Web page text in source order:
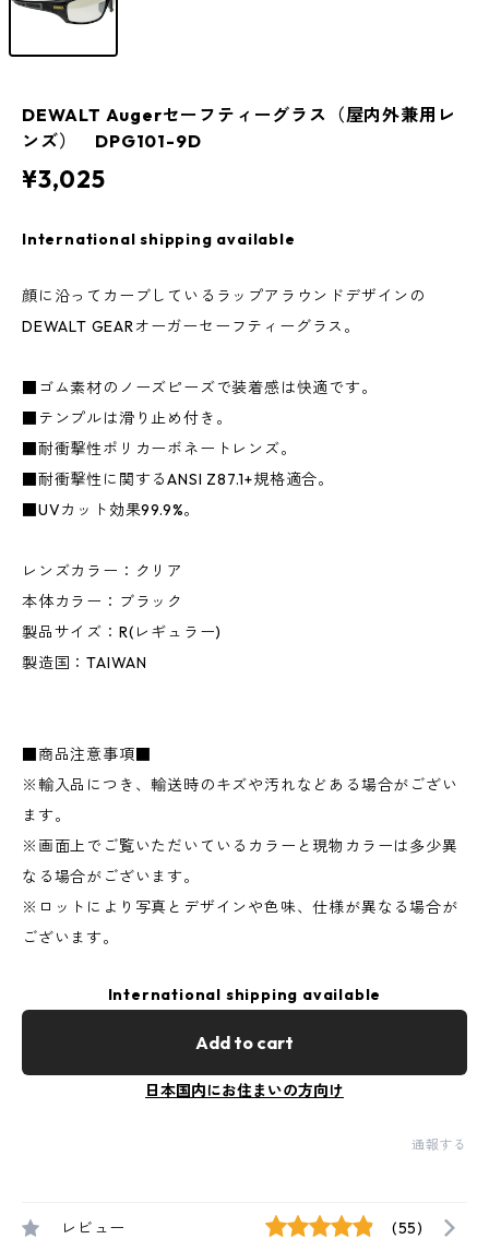
DEWALT Augerセーフティーグラス（屋内外兼用レ
ンズ） DPG101-9D
¥3,025
International shipping available
顔に沿ってカーブしているラップアラウンドデザインの
DEWALT GEARオーガーセーフティーグラス。
■ゴム素材のノーズピーズで装着感は快適です。
■テンプルは滑り止め付き。
■耐衝撃性ポリカーボネートレンズ。
■耐衝撃性に関するANSI Z87.1+規格適合。
■UVカット効果99.9%。
レンズカラー：クリア
本体カラー：ブラック
製品サイズ：R(レギュラー)
製造国：TAIWAN
■商品注意事項■
※輸入品につき、輸送時のキズや汚れなどある場合がござい
ます。
※画面上でご覧いただいているカラーと現物カラーは多少異
なる場合がございます。
※ロットにより写真とデザインや色味、仕様が異なる場合が
ございます。
International shipping available
Add to cart
日本国内にお住まいの方向け
通報する
レビュー (55)